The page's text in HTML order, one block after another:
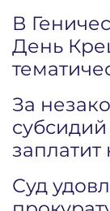
В
День
За
Суд